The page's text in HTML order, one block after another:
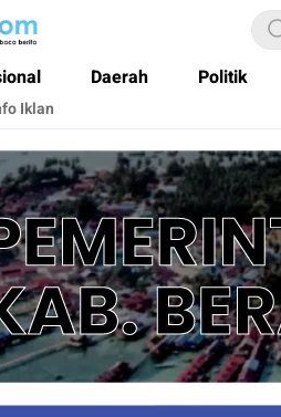
Daerah Politik
Iklan